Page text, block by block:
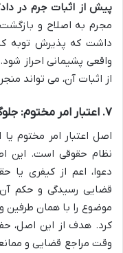
پیش از اثبات جرم در
مجرم به اصلاح و
داشت که پذیرش توبه
واقعی پشیمانی احراز
از اثبات آن، می تواند
۷. اعتبار امر مختوم: جلوگیری از تکرار بیهوده
اصل اعتبار امر مختوم
نظام حقوقی است. این
دعوا، اعم از کیفری
قضایی رسیدگی و حکم
موضوع را با همان طرفین
کرد. هدف از این اصل،
وقت مراجع قضایی و